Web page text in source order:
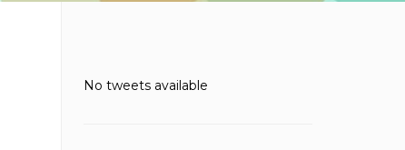
No tweets available